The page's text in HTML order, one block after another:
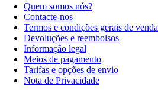
Quem somos nós?
Contacte-nos
Termos e condições gerais de venda
Devoluções e reembolsos
Informação legal
Meios de pagamento
Tarifas e opções de envio
Nota de Privacidade